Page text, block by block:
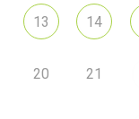
13 14
20 21